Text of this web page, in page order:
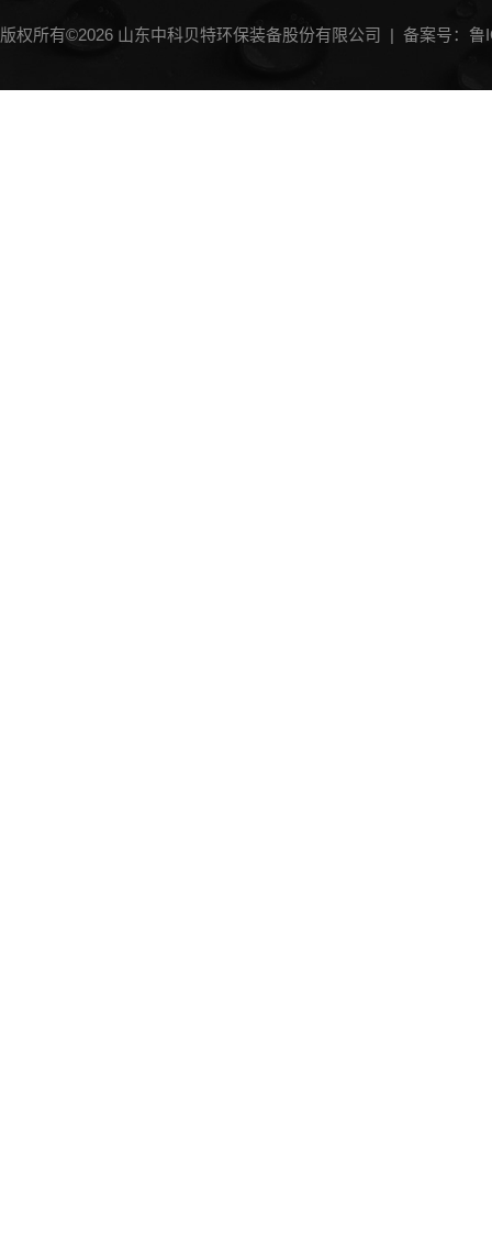
版权所有©2026 山东中科贝特环保装备股份有限公司 | 备案号：鲁